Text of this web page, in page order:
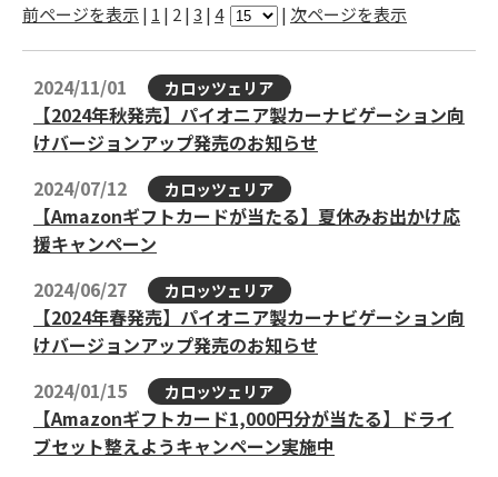
イクリプス
・車載用Wi-Fiルーター
・更新用UIMカード
microSDカード
SDメモリーカード
前ページを表示 | 1 | 2 | 3 | 4 | 次ページを表示
2024/11/01 カロッツェリア
【2024年秋発売】パイオニア製カーナビゲーション向
けバージョンアップ発売のお知らせ
2024/07/12
カロッツェリア
【Amazonギフトカードが当たる】夏休みお出かけ応
援キャンペーン
2024/06/27
カロッツェリア
【2024年春発売】パイオニア製カーナビゲーション向
けバージョンアップ発売のお知らせ
2024/01/15
カロッツェリア
【Amazonギフトカード1,000円分が当たる】ドライ
ブセット整えようキャンペーン実施中